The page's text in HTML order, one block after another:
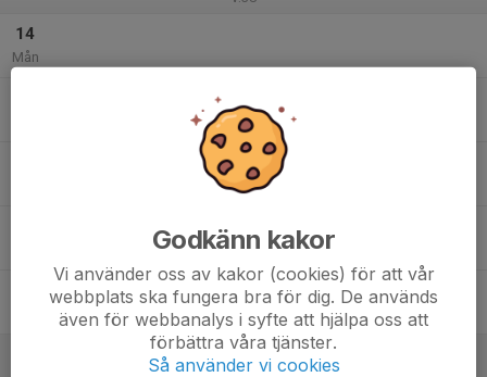
14
Mån
Godkänn kakor
Vi använder oss av kakor (cookies) för att vår
webbplats ska fungera bra för dig. De används
även för webbanalys i syfte att hjälpa oss att
förbättra våra tjänster.
Så använder vi cookies